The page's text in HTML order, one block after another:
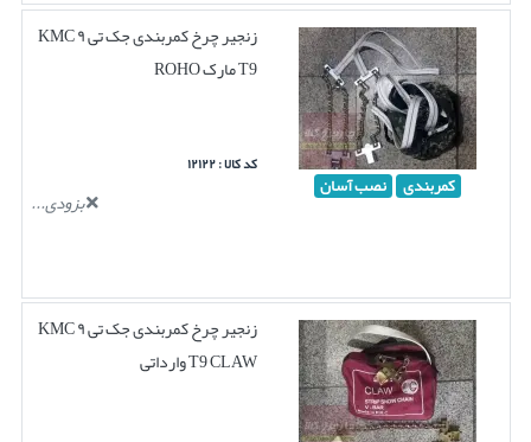
کمربندی نصب آسان
زنجیر چرخ کمربندی جک تی ۹ KMC
T9 مارک ROHO
کد کالا : ۱۲۱۲۲
بزودی...
زنجیر چرخ کمربندی جک تی ۹ KMC
T9 CLAW وارداتی